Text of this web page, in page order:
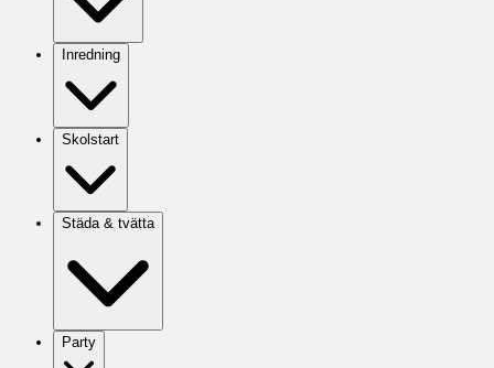
Inredning
Skolstart
Städa & tvätta
Party